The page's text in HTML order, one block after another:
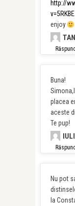
http://
enjoy
Buna!
placea
aceste
Te pup!
Nu pot
la